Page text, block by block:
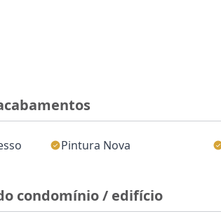
Pintura Nova
condomínio / edifício